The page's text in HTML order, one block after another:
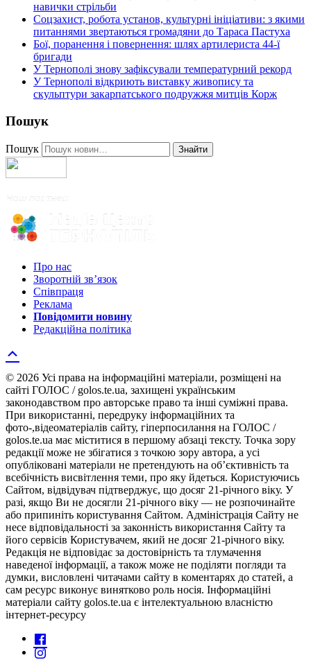
навички стрільби
Соцзахист, робота установ, культурні ініціативи: з якими
питаннями звертаються громадяни до Тараса Пастуха
Бої, поранення і повернення: шлях артилериста 44-ї
бригади
У Тернополі знову зафіксували температурний рекорд
У Тернополі відкриють виставку живопису та
скульптури закарпатського подружжя митців Корж
Пошук
Пошук Знайти
Про нас
Зворотній зв’язок
Співпраця
Реклама
Повідомити новину
Редакційна політика
© 2026 Усі права на інформаційні матеріали, розміщені на
сайті ГОЛОС / golos.te.ua, захищені українським
законодавством про авторське право та інші суміжні права.
При використанні, передруку інформаційних та
фото-,відеоматеріалів сайту, гіперпосилання на ГОЛОС /
golos.te.ua має міститися в першому абзаці тексту. Точка зору
редакції може не збігатися з точкою зору автора, а усі
опубліковані матеріали не претендують на об’єктивність та
всебічність висвітлення теми, про яку йдеться. Користуючись
Сайтом, відвідувач підтверджує, що досяг 21-річного віку. У
разі, якщо Ви не досягли 21-річного віку — не розпочинайте
або припиніть користування Сайтом. Адміністрація Сайту не
несе відповідальності за законність використання Сайту та
його сервісів Користувачем, який не досяг 21-річного віку.
Редакція не відповідає за достовірність та тлумачення
наведеної інформації, а також може не поділяти погляди та
думки, висловлені читачами сайту в коментарях до статей, а
сам ресурс виконує винятково роль носія. Інформаційні
матеріали сайту golos.te.ua є інтелектуальною власністю
інтернет-ресурсу